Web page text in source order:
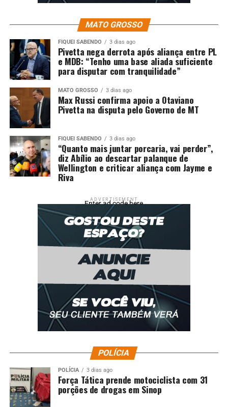
promotores públicos dos 26 estados e Distrito Federal e
é coordenada pelo Ministério da Justiça e Segurança
Pública, por meio da Diretoria de Inteligência e
Operações Integradas (DIOPI) da Secretaria Nacional de
Segurança Pública (SENASP), para traçar estratégias de
inteligência de combate de forma duradoura à
criminalidade.
Fonte:Policia Civil MT – MT
Comentários
RELATED TOPICS: CASAL CINCO CIVIL
CONTRA
CRIMES
CUMPRE DESTAQUE ENVOLVIDO
FACCIONADO
MANDADOS
NORTE POLÍCIA POLICIA-MT
Homem é preso pela Polícia Militar com arma de fogo
sem registro em Alto Paraguai
Polícia Civil prende integrante de facção criminosa alvo
da operação A César o que é de César
MATO GROSSO
FIQUEI SABENDO 3 dias ago
Pivetta nega derrota após aliança entre PL
e MDB: “Tenho uma base aliada suficiente
para disputar com tranquilidade”
MATO GROSSO 3 dias ago
Max Russi confirma apoio a Otaviano
Pivetta na disputa pelo Governo de MT
FIQUEI SABENDO 3 dias ago
“Quanto mais juntar porcaria, vai perder”,
diz Abílio ao descartar palanque de
Wellington e criticar aliança com Jayme e
Riva
ADVERTISEMENT
Enter ad code here
POLÍCIA
POLÍCIA 3 dias ago
Força Tática prende motociclista com 31
porções de drogas em Sinop